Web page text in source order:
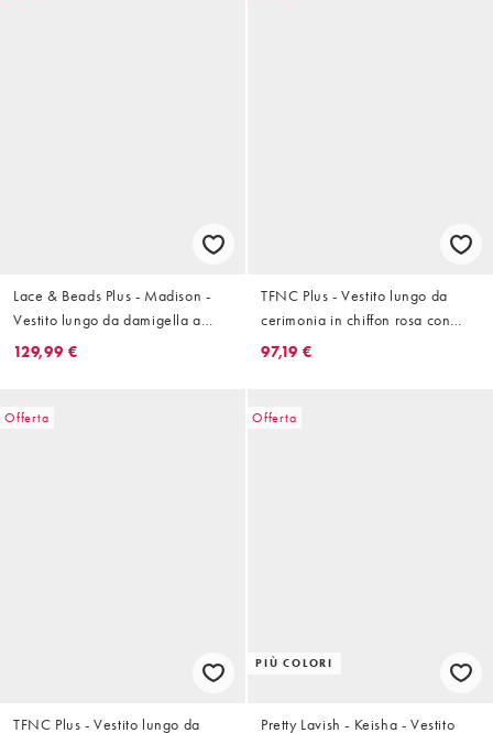
Lace & Beads Plus - Madison -
Vestito lungo da damigella a
balze rosa confetto con maniche
129,99 €
TFNC Plus - Vestito lungo da
cerimonia in chiffon rosa con
volant asimmetrici
97,19 €
Offerta
TFNC Plus - Vestito lungo da
Offerta
PIÙ COLORI
Pretty Lavish - Keisha - Vestito